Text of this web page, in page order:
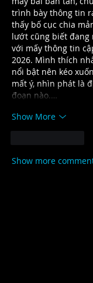
trình bày thông tin
thấy bố cục chia
lướt cũng biết đang
với mấy thông tin
2026. Mình thích
nổi bật nên kéo
mất ý, nhìn phát là
đoạn nào.…
Show More
Show more